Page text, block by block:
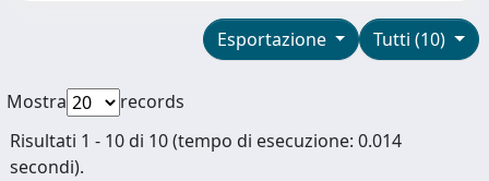
Tutti (10)
Esportazione
Mostra
records
Risultati 1 - 10 di 10 (tempo di esecuzione: 0.014
secondi).